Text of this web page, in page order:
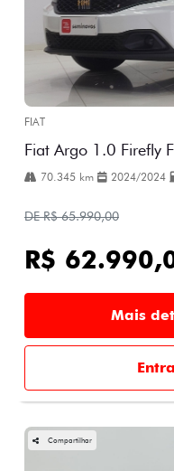
FIAT
Fiat Argo 1.0 Firefly
70.345 km 2024/2024
DE R$ 65.990,00
R$
Mais
Compartilhar